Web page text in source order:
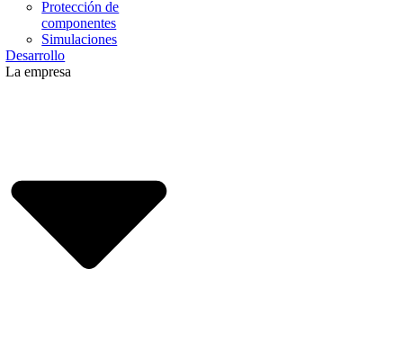
Protección de
componentes
Simulaciones
Desarrollo
La empresa